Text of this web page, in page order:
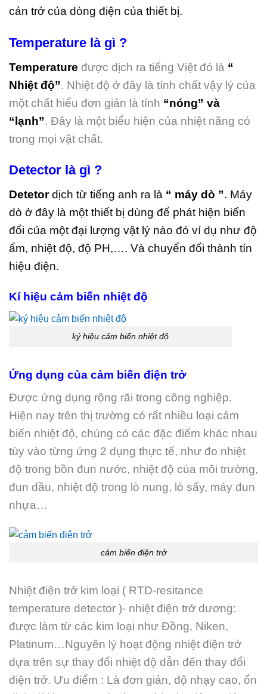
cản trở của dòng điện của thiết bị.
Temperature là gì ?
Temperature được dịch ra tiếng Việt đó là “
Nhiệt độ”. Nhiệt độ ở đây là tính chất vậy lý của
một chất hiểu đơn giản là tính “nóng” và
“lạnh”. Đây là một biểu hiện của nhiệt năng có
trong mọi vật chất.
Detector là gì ?
Detetordịch từ tiếng anh ra là “ máy dò ”. Máy
dò ở đây là một thiết bị dùng để phát hiện biến
đổi của một đại lượng vật lý nào đó ví dụ như độ
ẩm, nhiệt độ, độ PH,…. Và chuyển đổi thành tín
hiệu điện.
Kí hiệu cảm biến nhiệt độ
ký hiệu cảm biến nhiệt độ
Ứng dụng của cảm biến điện trở
Được ứng dụng rộng rãi trong công nghiệp.
Hiện nay trên thị trường có rất nhiều loại cảm
biến nhiệt độ, chúng có các đặc điểm khác nhau
tùy vào từng ứng 2 dụng thực tế, như đo nhiệt
độ trong bồn đun nước, nhiệt độ của môi trường,
đun dầu, nhiệt độ trong lò nung, lò sấy, máy đun
nhựa…
cảm biến điện trở
Nhiệt điện trở kim loại ( RTD-resitance
temperature detector )- nhiệt điện trở dương:
được làm từ các kim loại như Đồng, Niken,
Platinum…Nguyên lý hoạt động nhiệt điện trở
dựa trên sự thay đổi nhiệt độ dẫn đến thay đổi
điện trở. Ưu điểm : Là đơn giản, độ nhạy cao, ổn